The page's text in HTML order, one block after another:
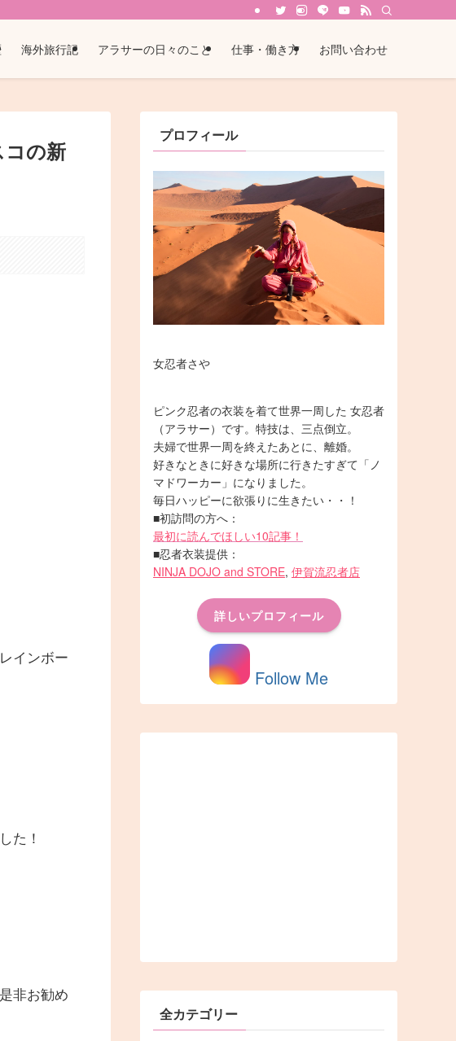
海外旅行記 アラサーの日々のこと 仕事・働き方 お問い合わせ
コの新
インボー
た！
非お勧め
プロフィール
女忍者さや
ピンク忍者の衣装を着て世界一周した 女忍者
（アラサー）です。特技は、三点倒立。
夫婦で世界一周を終えたあとに、離婚。
好きなときに好きな場所に行きたすぎて「ノ
マドワーカー」になりました。
毎日ハッピーに欲張りに生きたい・・！
■初訪問の方へ：
最初に読んでほしい10記事！
■忍者衣装提供：
NINJA DOJO and STORE, 伊賀流忍者店
詳しいプロフィール
Follow Me
全カテゴリー